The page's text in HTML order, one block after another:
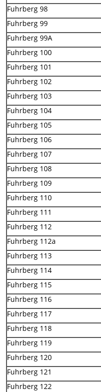
Fuhrberg 98
Fuhrberg 99
Fuhrberg 99A
Fuhrberg 100
Fuhrberg 101
Fuhrberg 102
Fuhrberg 103
Fuhrberg 104
Fuhrberg 105
Fuhrberg 106
Fuhrberg 107
Fuhrberg 108
Fuhrberg 109
Fuhrberg 110
Fuhrberg 111
Fuhrberg 112
Fuhrberg 112a
Fuhrberg 113
Fuhrberg 114
Fuhrberg 115
Fuhrberg 116
Fuhrberg 117
Fuhrberg 118
Fuhrberg 119
Fuhrberg 120
Fuhrberg 121
Fuhrberg 122